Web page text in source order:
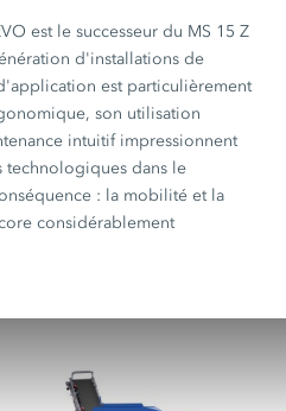
est le successeur du MS 15 Z
d'installations de
est particulièrement
son utilisation
intuitif impressionnent
technologiques dans le
: la mobilité et la
considérablement